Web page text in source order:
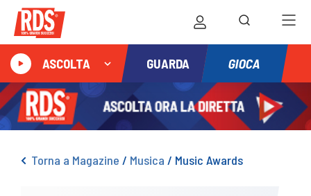
ASCOLTA GUARDA GIOCA
Torna a Magazine / Musica / Music Awards